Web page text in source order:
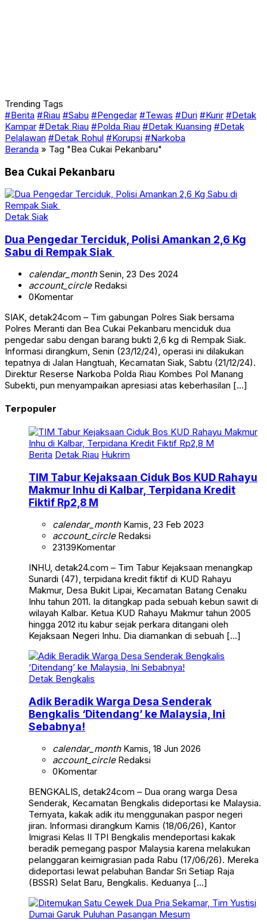
Trending Tags
#Berita #Riau #Sabu #Pengedar #Tewas #Duri #Kurir #Detak
Kampar #Detak Riau #Polda Riau #Detak Kuansing #Detak
Pelalawan #Detak Rohul #Korupsi #Narkoba
Beranda » Tag "Bea Cukai Pekanbaru"
Bea Cukai Pekanbaru
Detak Siak
Dua Pengedar Terciduk, Polisi Amankan 2,6 Kg
Sabu di Rempak Siak
calendar_monthSenin, 23 Des 2024
account_circleRedaksi
0Komentar
SIAK, detak24com – Tim gabungan Polres Siak bersama
Polres Meranti dan Bea Cukai Pekanbaru menciduk dua
pengedar sabu dengan barang bukti 2,6 kg di Rempak Siak.
Informasi dirangkum, Senin (23/12/24), operasi ini dilakukan
tepatnya di Jalan Hangtuah, Kecamatan Siak, Sabtu (21/12/24).
Direktur Reserse Narkoba Polda Riau Kombes Pol Manang
Subekti, pun menyampaikan apresiasi atas keberhasilan […]
Terpopuler
Berita Detak Riau Hukrim
TIM Tabur Kejaksaan Ciduk Bos KUD Rahayu
Makmur Inhu di Kalbar, Terpidana Kredit
Fiktif Rp2,8 M
calendar_monthKamis, 23 Feb 2023
account_circleRedaksi
23139Komentar
INHU, detak24.com – Tim Tabur Kejaksaan menangkap
Sunardi (47), terpidana kredit fiktif di KUD Rahayu
Makmur, Desa Bukit Lipai, Kecamatan Batang Cenaku
Inhu tahun 2011. Ia ditangkap pada sebuah kebun sawit di
wilayah Kalbar. Ketua KUD Rahayu Makmur tahun 2005
hingga 2012 itu kabur sejak perkara ditangani oleh
Kejaksaan Negeri Inhu. Dia diamankan di sebuah […]
Detak Bengkalis
Adik Beradik Warga Desa Senderak
Bengkalis ‘Ditendang’ ke Malaysia, Ini
Sebabnya!
calendar_monthKamis, 18 Jun 2026
account_circleRedaksi
0Komentar
BENGKALIS, detak24com – Dua orang warga Desa
Senderak, Kecamatan Bengkalis dideportasi ke Malaysia.
Ternyata, kakak adik itu menggunakan paspor negeri
jiran. Informasi dirangkum Kamis (18/06/26), Kantor
Imigrasi Kelas II TPI Bengkalis mendeportasi kakak
beradik pemegang paspor Malaysia karena melakukan
pelanggaran keimigrasian pada Rabu (17/06/26). Mereka
dideportasi lewat pelabuhan Bandar Sri Setiap Raja
(BSSR) Selat Baru, Bengkalis. Keduanya […]